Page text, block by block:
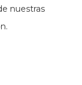
nuestras